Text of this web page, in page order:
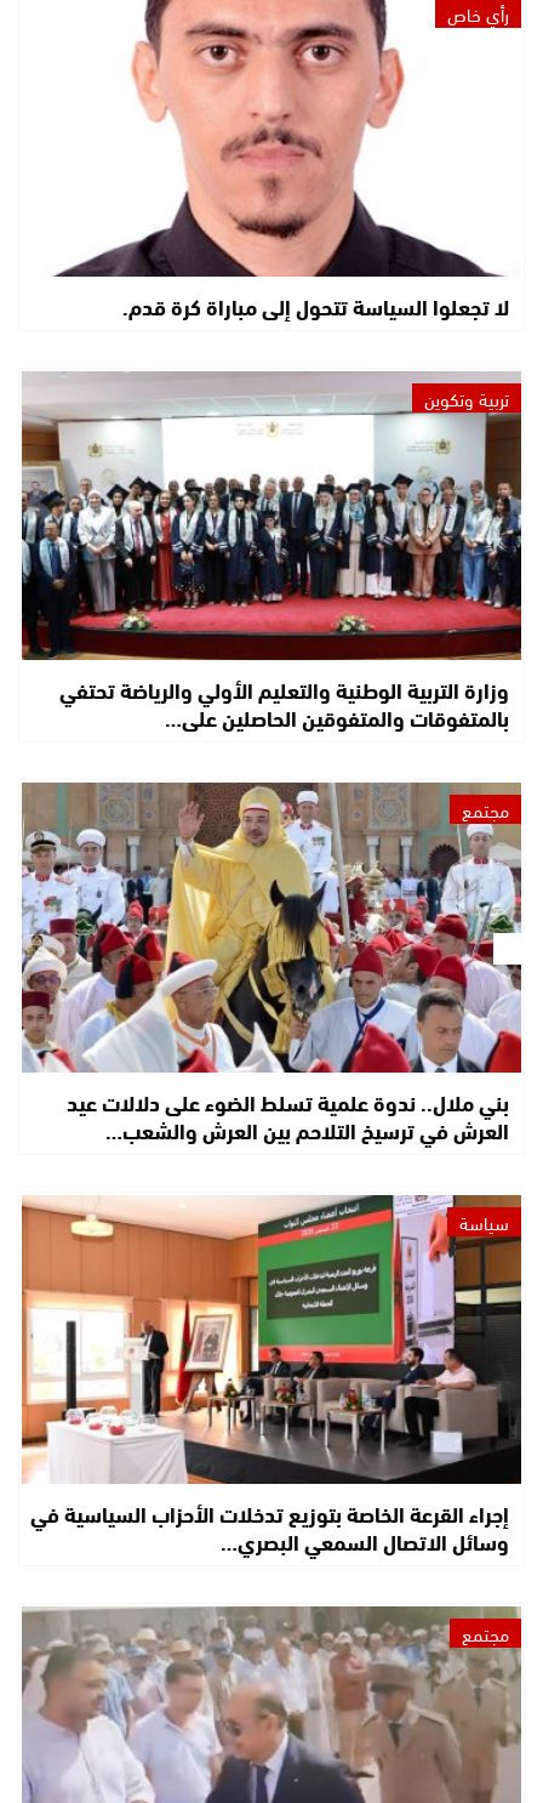
رأي خاص
لا تجعلوا السياسة تتحول إلى مباراة كرة قدم.
تربية وتكوين
وزارة التربية الوطنية والتعليم الأولي والرياضة تحتفي
بالمتفوقات والمتفوقين الحاصلين على…
مجتمع
بني ملال.. ندوة علمية تسلط الضوء على دلالات عيد
العرش في ترسيخ التلاحم بين العرش والشعب…
سياسة
إجراء القرعة الخاصة بتوزيع تدخلات الأحزاب السياسية في
وسائل الاتصال السمعي البصري…
مجتمع